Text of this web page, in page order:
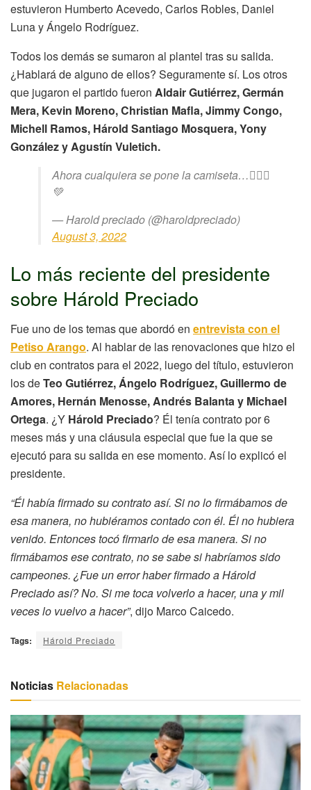
estuvieron Humberto Acevedo, Carlos Robles, Daniel
Luna y Ángelo Rodríguez.
Todos los demás se sumaron al plantel tras su salida.
¿Hablará de alguno de ellos? Seguramente sí. Los otros
que jugaron el partido fueron Aldair Gutiérrez, Germán
Mera, Kevin Moreno, Christian Mafla, Jimmy Congo,
Michell Ramos, Hárold Santiago Mosquera, Yony
González y Agustín Vuletich.
Ahora cualquiera se pone la camiseta…🤦🏽‍♂️
💚
— Harold preciado (@haroldpreciado)
August 3, 2022
Lo más reciente del presidente
sobre Hárold Preciado
Fue uno de los temas que abordó en entrevista con el
Petiso Arango. Al hablar de las renovaciones que hizo el
club en contratos para el 2022, luego del título, estuvieron
los deTeo Gutiérrez, Ángelo Rodríguez, Guillermo de
Amores, Hernán Menosse, Andrés Balanta y Michael
Ortega. ¿Y Hárold Preciado? Él tenía contrato por 6
meses más y una cláusula especial que fue la que se
ejecutó para su salida en ese momento. Así lo explicó el
presidente.
“Él había firmado su contrato así. Si no lo firmábamos de
esa manera, no hubiéramos contado con él. Él no hubiera
venido. Entonces tocó firmarlo de esa manera. Si no
firmábamos ese contrato, no se sabe si habríamos sido
campeones. ¿Fue un error haber firmado a Hárold
Preciado así? No. Si me toca volverlo a hacer, una y mil
veces lo vuelvo a hacer”, dijo Marco Caicedo.
Tags: Hárold Preciado
Noticias Relacionadas